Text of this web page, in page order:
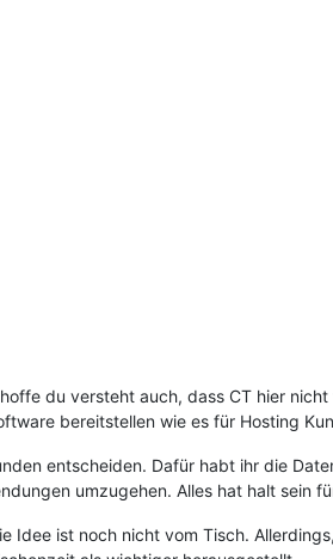
du versteht auch, dass CT hier
bereitstellen wie es für Hosting
entscheiden. Dafür habt ihr die
umzugehen. Alles hat halt sein
Idee ist noch nicht vom Tisch.